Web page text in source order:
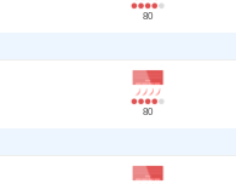
80
80